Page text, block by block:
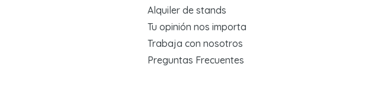
Alquiler de stands
Tu opinión nos importa
Trabaja con nosotros
Preguntas Frecuentes